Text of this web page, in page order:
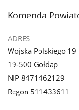
stopka
Komenda
ADRES
Wojska Polskiego 19
19-500 Gołdap
NIP 8471462129
Regon 511433611